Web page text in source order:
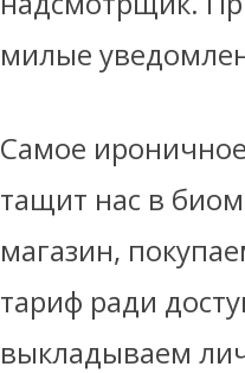
милые
Самое
тащит нас в
магазин,
тариф ради
выкладываем